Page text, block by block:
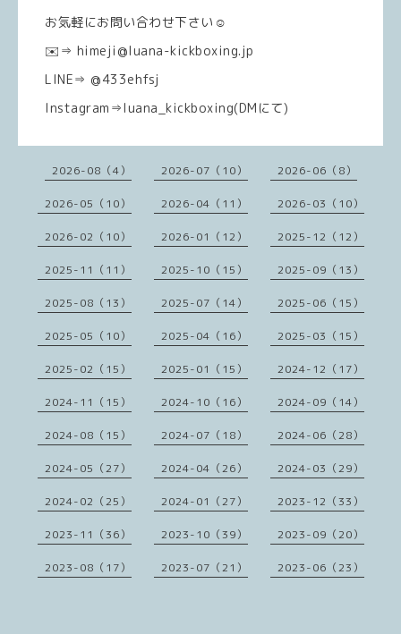
お気軽にお問い合わせ下さい☺️
✉️⇒ himeji@luana-kickboxing.jp
LINE⇒ @433ehfsj
Instagram⇒luana_kickboxing(DMにて)
2026-08（4） 2026-07（10） 2026-06（8）
2026-05（10） 2026-04（11） 2026-03（10）
2026-02（10） 2026-01（12） 2025-12（12）
2025-11（11） 2025-10（15） 2025-09（13）
2025-08（13） 2025-07（14） 2025-06（15）
2025-05（10） 2025-04（16） 2025-03（15）
2025-02（15） 2025-01（15） 2024-12（17）
2024-11（15） 2024-10（16） 2024-09（14）
2024-08（15） 2024-07（18） 2024-06（28）
2024-05（27） 2024-04（26） 2024-03（29）
2024-02（25） 2024-01（27） 2023-12（33）
2023-11（36） 2023-10（39） 2023-09（20）
2023-08（17） 2023-07（21） 2023-06（23）